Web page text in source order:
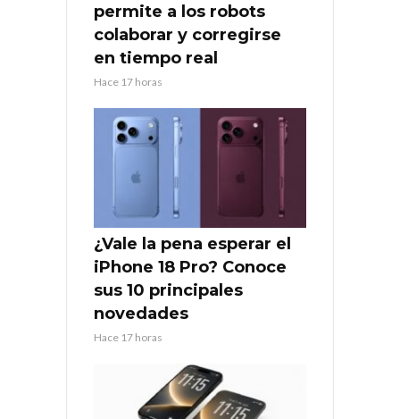
permite a los robots
colaborar y corregirse
en tiempo real
Hace 17 horas
¿Vale la pena esperar el
iPhone 18 Pro? Conoce
sus 10 principales
novedades
Hace 17 horas